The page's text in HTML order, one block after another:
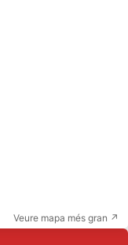
Veure mapa més gran ↗